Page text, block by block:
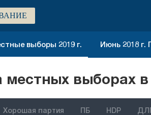
выборы 2019 г. Июнь 2018 г.
выборах в
Хорошая партия ПБ HDP